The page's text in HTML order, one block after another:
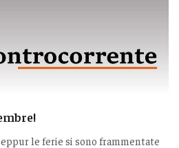
le ferie si sono frammentate